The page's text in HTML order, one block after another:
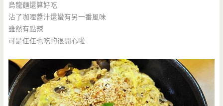
烏龍麵還算好吃
沾了咖哩醬汁還蠻有另一番風味
雖然有點辣
可是任任也吃的很開心啦